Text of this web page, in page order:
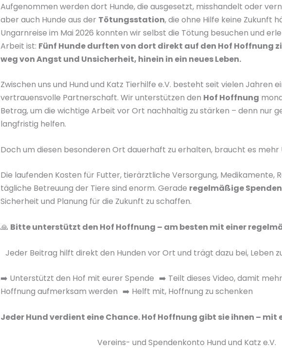
Aufgenommen werden dort Hunde, die ausgesetzt, misshandelt oder
aber auch Hunde aus der Tötungsstation, die ohne Hilfe keine Zukunft
Ungarnreise im Mai 2026 konnten wir selbst die Tötung besuchen und
Arbeit ist: Fünf Hunde durften von dort direkt auf den Hof Hoffnung
weg von Angst und Unsicherheit, hinein in ein neues Leben.
Zwischen uns und Hund und Katz Tierhilfe e.V. besteht seit vielen Jahren
vertrauensvolle Partnerschaft. Wir unterstützen den Hof Hoffnung
Betrag, um die wichtige Arbeit vor Ort nachhaltig zu stärken – denn nur
langfristig helfen.
Doch um diesen besonderen Ort dauerhaft zu erhalten, braucht es mehr
Die laufenden Kosten für Futter, tierärztliche Versorgung, Medikamente,
tägliche Betreuung der Tiere sind enorm. Gerade regelmäßige Spenden
Sicherheit und Planung für die Zukunft zu schaffen.
🙏 Bitte unterstützt den Hof Hoffnung – am besten mit einer
Jeder Beitrag hilft direkt den Hunden vor Ort und trägt dazu bei, Leben
➡️ Unterstützt den Hof mit eurer Spende ➡️ Teilt dieses Video, damit
Hoffnung aufmerksam werden ➡️ Helft mit, Hoffnung zu schenken
Jeder Hund verdient eine Chance. Hof Hoffnung gibt sie ihnen – mit
Vereins- und Spendenkonto Hund und Katz e.V.